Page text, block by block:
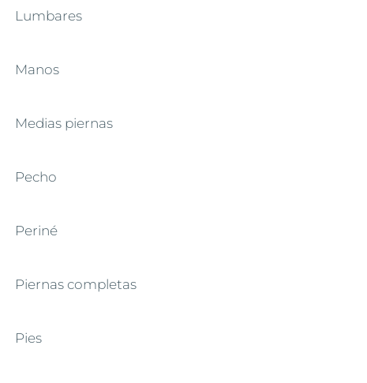
Lumbares
Manos
Medias piernas
Pecho
Periné
Piernas completas
Pies